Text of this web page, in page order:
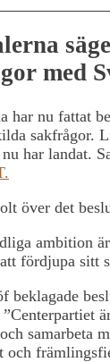
med
har nu fattat
sakfrågor.
har landat.
över det
ambition
fördjupa sitt
beklagade
”Centerpartiet
samarbeta
och